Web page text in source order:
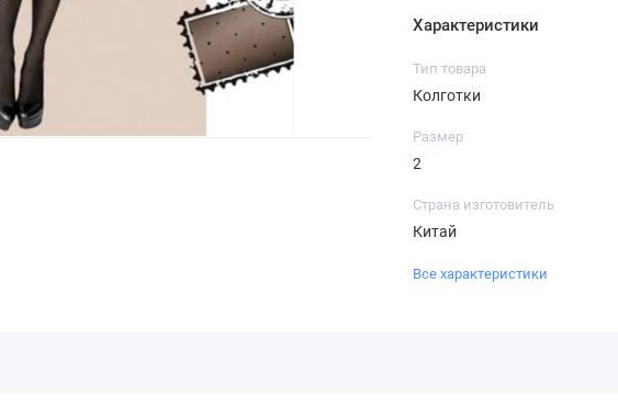
Характеристики
Тип товара
Колготки
Размер
2
Страна изготовитель
Китай
Все характеристики